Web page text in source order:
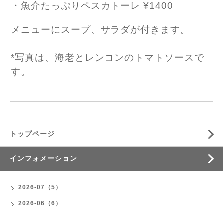
・魚介たっぷりペスカトーレ ¥1400
メニューにスープ、サラダが付きます。
*写真は、海老とレンコンのトマトソースで
す。
トップページ
インフォメーション
2026-07（5）
2026-06（6）